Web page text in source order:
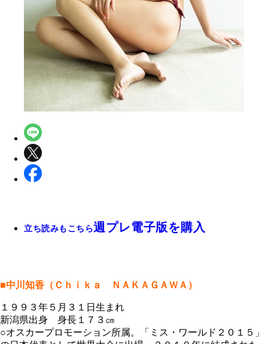
立ち読みもこちら週プレ電子版を購入
■中川知香（Ｃｈｉｋａ ＮＡＫＡＧＡＷＡ）
１９９３年５月３１日生まれ
新潟県出身 身長１７３㎝
○オスカープロモーション所属。「ミス・ワールド２０１５」